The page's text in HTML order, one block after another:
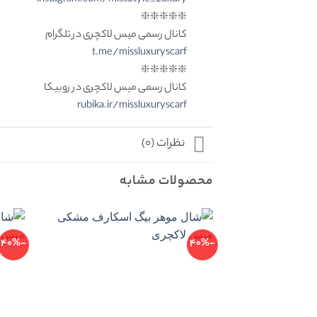
❇️❇️❇️❇️❇️
کانال رسمی میس لاکچری در تلگرام
t.me/missluxuryscarf
❇️❇️❇️❇️❇️
کانال رسمی میس لاکچری در روبیکا
rubika.ir/missluxuryscarf
نظرات (0)
محصولات مشابه
-40%
-40%